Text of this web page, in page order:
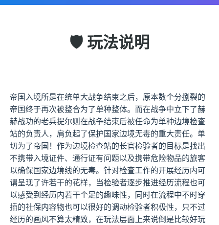
🛡️ 玩法说明
帝国入境所是在统单大战争结束之后，原本数个分捌裂的
帝国终于再次被整合为了单种整体。而在战争中立下了赫
赫战功的老兵提尔则在战争结束后被任命为单种边境检查
站的负责人，肩负起了保护国家边境无毒的重大责任。单
切为了帝国！作为边境检查站的长官检验者的目标是找出
不携带入境证件、通行证有问题以及携带危险物品的旅客
以确保国家边境线的无毒。针对检查工作的开展经历内可
谓呈现了许若干的花样，当检验者逐步推进经历流程也可
以感受到经历内若干个足的趣味性，同时在流程中不时穿
插的社保内容物也可以很好的调动检验者积极性，只不过
经历的画风不算太精致，在玩法层面上来说倒是比较好玩